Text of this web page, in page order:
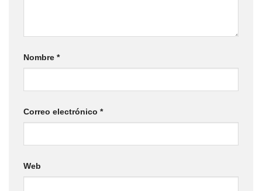
Nombre *
Correo electrónico *
Web